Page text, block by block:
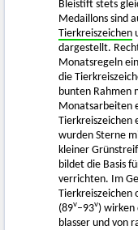
Bleistift stets
Medaillons sind
Tierkreiszeichen
dargestellt.
Monatsregeln
die
bunten Rahmen
Monatsarbeiten
Tierkreiszeichen
wurden Sterne
kleiner
bildet die Basis
verrichten. Im
Tierkreiszeichen
(89v–93v)
blasser und von